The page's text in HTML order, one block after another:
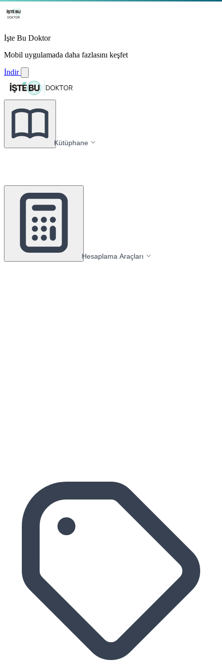
İşte Bu Doktor
Mobil uygulamada daha fazlasını keşfet
İndir
Kütüphane
Hesaplama Araçları